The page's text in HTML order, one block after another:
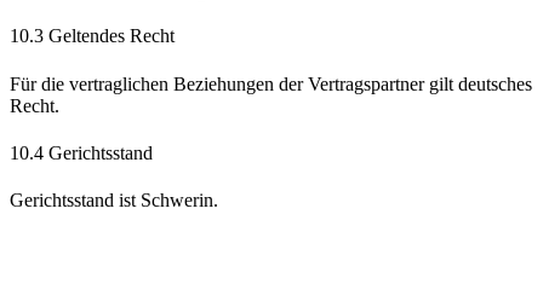
10.3 Geltendes Recht
Für die vertraglichen Beziehungen der Vertragspartner gilt deutsches
Recht.
10.4 Gerichtsstand
Gerichtsstand ist Schwerin.